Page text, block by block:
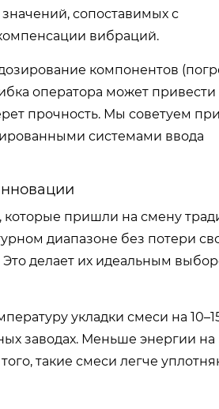
сопоставимых с
вибраций.
компонентов
оператора может привести
прочность. Мы советуем
системами ввода
которые пришли на смену
диапазоне без потери
Это делает их идеальным
укладки смеси на
заводах. Меньше энергии
такие смеси легче